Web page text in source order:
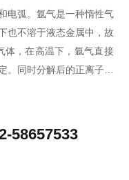
电弧。氩气是一种惰性气
也不溶于液态金属中，故
体，在高温下，氩气直接
同时分解后的正离子体
58657533